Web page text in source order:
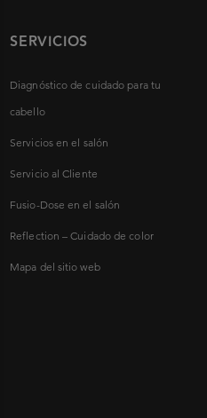
SERVICIOS
Diagnóstico de cuidado para tu
cabello
Servicios en el salón
Servicio al Cliente
Fusio-Dose en el salón
Reflection – Cuidado de color
Mapa del sitio web